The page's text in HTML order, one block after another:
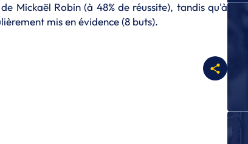
Mickaël Robin (à 48% de réussite), tandis qu'à
mis en évidence (8 buts).